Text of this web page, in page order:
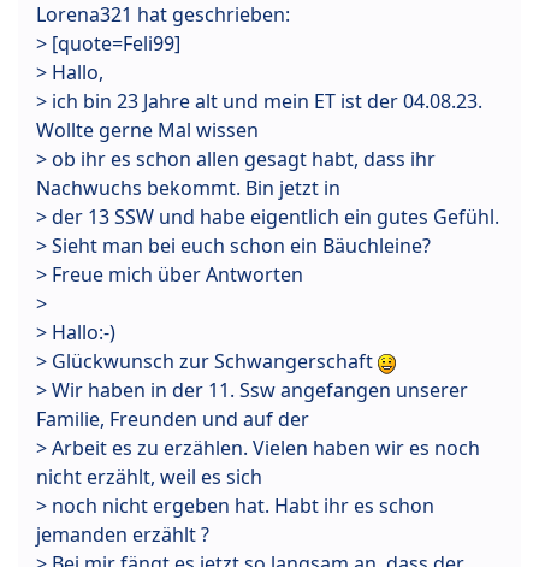
Lorena321 hat geschrieben:
> [quote=Feli99]
> Hallo,
> ich bin 23 Jahre alt und mein ET ist der 04.08.23.
Wollte gerne Mal wissen
> ob ihr es schon allen gesagt habt, dass ihr
Nachwuchs bekommt. Bin jetzt in
> der 13 SSW und habe eigentlich ein gutes Gefühl.
> Sieht man bei euch schon ein Bäuchleine?
> Freue mich über Antworten
>
> Hallo:-)
> Glückwunsch zur Schwangerschaft
> Wir haben in der 11. Ssw angefangen unserer
Familie, Freunden und auf der
> Arbeit es zu erzählen. Vielen haben wir es noch
nicht erzählt, weil es sich
> noch nicht ergeben hat. Habt ihr es schon
jemanden erzählt ?